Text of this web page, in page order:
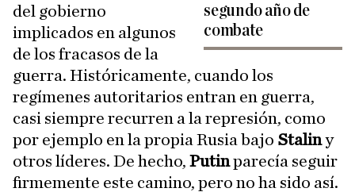
segundo año de
combate
del gobierno
implicados en algunos
de los fracasos de la
guerra. Históricamente, cuando los
regímenes autoritarios entran en guerra,
casi siempre recurren a la represión, como
por ejemplo en la propia Rusia bajo Staliny
otros líderes. De hecho, Putinparecía seguir
firmemente este camino, pero no ha sido así.